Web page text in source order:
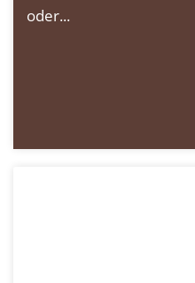
oder...